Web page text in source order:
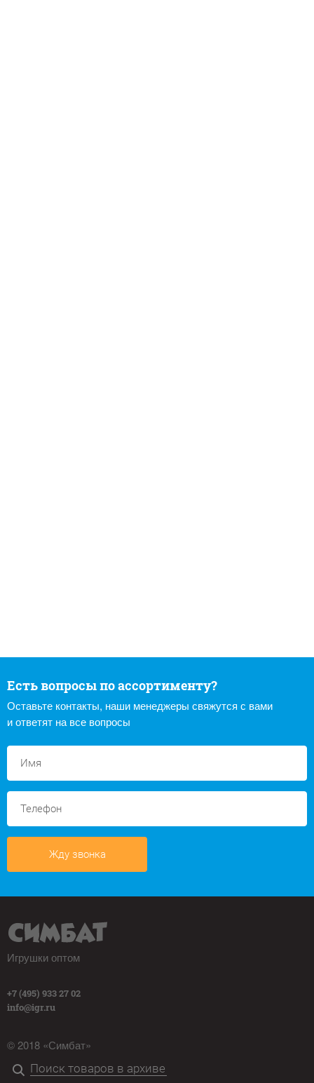
Есть вопросы по ассортименту?
Оставьте контакты, наши менеджеры свяжутся с вами
и ответят на все вопросы
Жду звонка
Игрушки оптом
+7 (495) 933 27 02
info@igr.ru
© 2018 «Симбат»